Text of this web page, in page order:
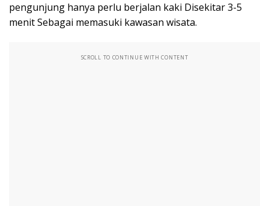
pengunjung hanya perlu berjalan kaki Disekitar 3-5
menit Sebagai memasuki kawasan wisata.
SCROLL TO CONTINUE WITH CONTENT